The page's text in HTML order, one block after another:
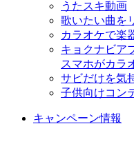
うたスキ動画
歌いたい曲を
カラオケで楽
キョクナビア
スマホがカラ
サビだけを気
子供向けコン
キャンペーン情報